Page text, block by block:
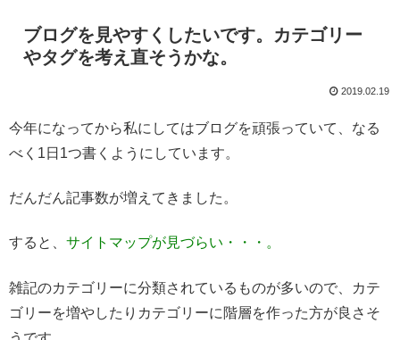
ブログを見やすくしたいです。カテゴリー
やタグを考え直そうかな。
2019.02.19
今年になってから私にしてはブログを頑張っていて、なる
べく1日1つ書くようにしています。
だんだん記事数が増えてきました。
すると、 サイトマップが見づらい・・・。
雑記のカテゴリーに分類されているものが多いので、カテ
ゴリーを増やしたりカテゴリーに階層を作った方が良さそ